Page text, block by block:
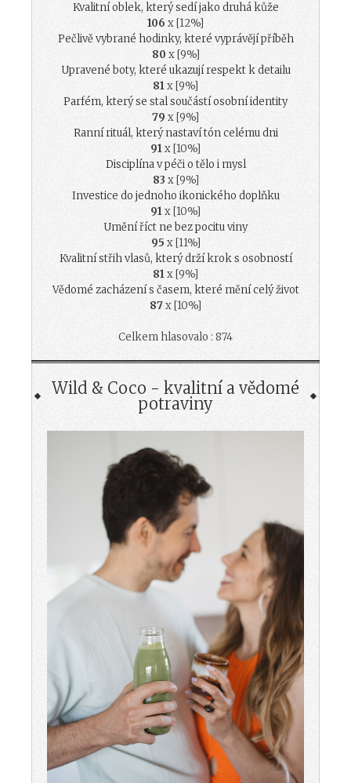
Kvalitní oblek, který sedí jako druhá kůže
106 x [12%]
Pečlivě vybrané hodinky, které vyprávějí příběh
80 x [9%]
Upravené boty, které ukazují respekt k detailu
81x [9%]
Parfém, který se stal součástí osobní identity
79 x [9%]
Ranní rituál, který nastaví tón celému dni
91x [10%]
Disciplína v péči o tělo i mysl
83 x [9%]
Investice do jednoho ikonického doplňku
91x [10%]
Umění říct ne bez pocitu viny
95 x [11%]
Kvalitní střih vlasů, který drží krok s osobností
81x [9%]
Vědomé zacházení s časem, které mění celý život
87x [10%]
Celkem hlasovalo : 874
Wild & Coco - kvalitní a vědomé
potraviny